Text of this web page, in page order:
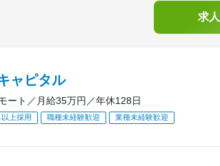
求
ャピタル
ート／月給35万円／年休128日
上採用 職種未経験歓迎 業種未経験歓迎